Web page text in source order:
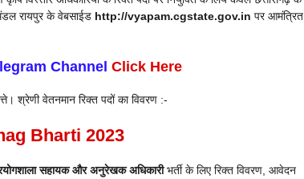
रायपुर के वेबसाईड http://vyapam.cgstate.gov.in पर आमंत्रित
Channel Click Here
श्रेणी वेतनमान रिक्त पदों का विवरण :-
Bharti 2023
सहायक और अनुरेखक अधिकारीभर्ती के लिए रिक्त विवरण, आवेदन